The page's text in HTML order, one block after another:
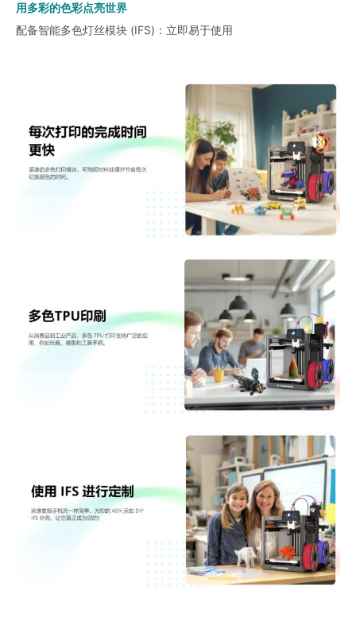
用多彩的色彩点亮世界
配备智能多色灯丝模块 (IFS)：立即易于使用